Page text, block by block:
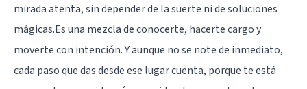
mirada atenta, sin depender de la suerte ni de soluciones
mágicas.Es una mezcla de conocerte, hacerte cargo y
moverte con intención. Y aunque no se note de inmediato,
cada paso que das desde ese lugar cuenta, porque te está